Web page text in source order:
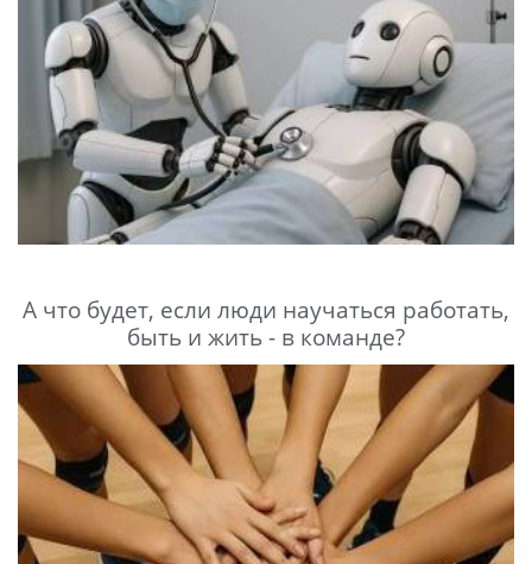
А что будет, если люди научаться работать,
быть и жить - в команде?